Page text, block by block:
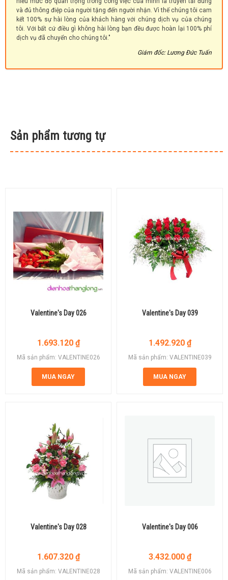
và đủ thông điệp của người tặng đến người nhận. Vì thế chúng tôi cam
kết 100% sự hài lòng của khách hàng với chúng dịch vụ của chúng
tôi. Với bất cứ điều gì không hài lòng bạn đều được hoàn lại 100% phí
dịch vụ đã chuyển cho chúng tôi."
Giám đốc: Lương Đức Tuấn
Sản phẩm tương tự
Valentine's Day 026
1.693.120 ₫
Mã sản phẩm: VALENTINE026
MUA NGAY
Valentine's Day 039
1.492.920 ₫
Mã sản phẩm: VALENTINE039
MUA NGAY
Valentine's Day 028
1.607.320 ₫
Mã sản phẩm: VALENTINE028
Valentine's Day 006
3.432.000 ₫
Mã sản phẩm: VALENTINE006